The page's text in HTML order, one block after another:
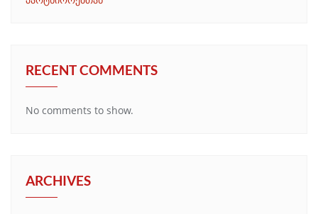
RECENT COMMENTS
No comments to show.
ARCHIVES